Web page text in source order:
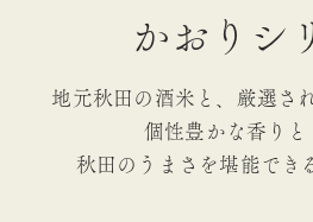
かおりシ
地元秋田の酒米と、厳選さ
個性豊かな香りと
秋田のうまさを堪能でき